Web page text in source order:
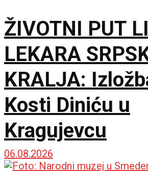
ŽIVOTNI PUT
LEKARA
KRALJA:
Kosti Diniću u
Kragujevcu
06.08.2026